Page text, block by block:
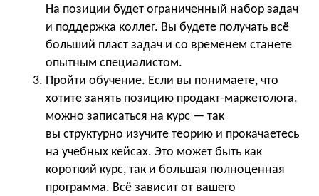
На позиции будет ограниченный набор задач
и поддержка коллег. Вы будете получать всё
больший пласт задач и со временем станете
опытным специалистом.
Пройти обучение. Если вы понимаете, что
хотите занять позицию продакт-маркетолога,
можно записаться на курс — так
вы структурно изучите теорию и прокачаетесь
на учебных кейсах. Это может быть как
короткий курс, так и большая полноценная
программа. Всё зависит от вашего